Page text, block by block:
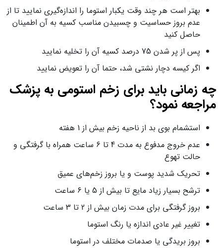
بهتر است هر چند وقت یکبار استوما را اندازه‌گیری نمایید تا از
عدم بروز حساسیت و چسبیدن مناسب کسیه به آن اطمینان
حاصل کنید
پس از پر شدن 75 درصد کسیه آن را تخلیه نمایید
اگر کیسه دچار نشتی شد، حتما آن را تعویض نمایید
چه زمانی باید برای زخم استومی به پزشک
مراجعه نمود؟
استشمام بوی بد از ناحیه زخم بیش از 1 هفته
عدم خروج مدفوع به مدت 4 تا 6 ساعت همراه با گرفتگی و
حالت تهوع
تحریک شدید پوست و یا بروز زخم‌های عمیق
ترشح بسیار زیاد مایع تا بیش از 5 یا 6 ساعت
بروز گرفتگی برای مدت زمان بیش از 2 تا 3 ساعت
تغییر غیر عادی اندازه یا رنگ استوما
بروز بریدگی یا صدمات مختلف در استوما